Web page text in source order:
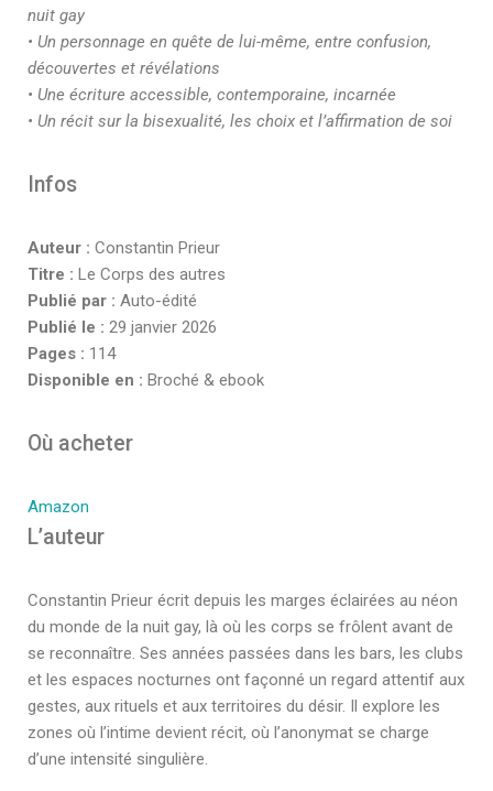
nuit gay
• Un personnage en quête de lui-même, entre confusion,
découvertes et révélations
• Une écriture accessible, contemporaine, incarnée
• Un récit sur la bisexualité, les choix et l’affirmation de soi
Infos
Auteur : Constantin Prieur
Titre : Le Corps des autres
Publié par : Auto-édité
Publié le : 29 janvier 2026
Pages : 114
Disponible en : Broché & ebook
Où acheter
Amazon
L’auteur
Constantin Prieur écrit depuis les marges éclairées au néon
du monde de la nuit gay, là où les corps se frôlent avant de
se reconnaître. Ses années passées dans les bars, les clubs
et les espaces nocturnes ont façonné un regard attentif aux
gestes, aux rituels et aux territoires du désir. Il explore les
zones où l’intime devient récit, où l’anonymat se charge
d’une intensité singulière.